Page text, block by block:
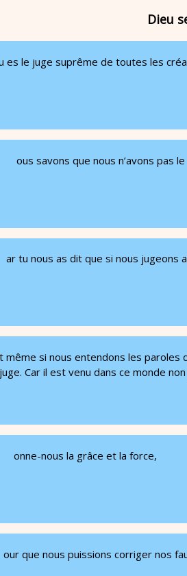
Dieu
es le juge suprême de toutes les
ous savons que nous n’avons pas
ar tu nous as dit que si nous jugeons
t même si nous entendons les paroles
juge. Car il est venu dans ce monde
onne-nous la grâce et la force,
our que nous puissions corriger nos